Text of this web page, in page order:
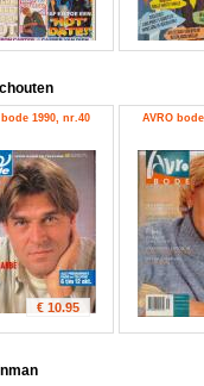
bode 1990, nr.40
€ 10.95
AVRO